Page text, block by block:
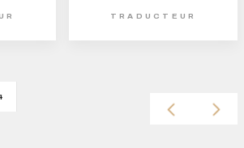
TRADUCTEUR